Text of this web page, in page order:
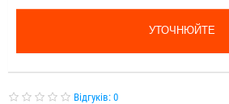
УТОЧНЮЙТЕ
Відгуків: 0